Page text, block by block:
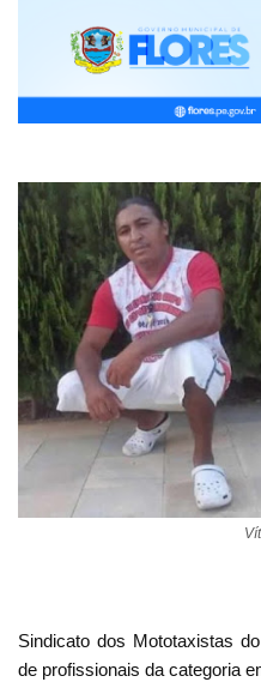
Sindicato dos Mototaxistas
de profissionais da categoria